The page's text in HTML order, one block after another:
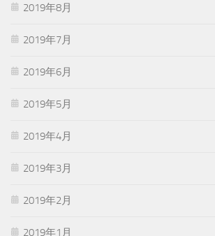
2019年8月
2019年7月
2019年6月
2019年5月
2019年4月
2019年3月
2019年2月
2019年1月